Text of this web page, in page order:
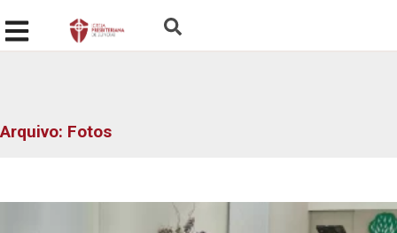
Arquivo: Fotos